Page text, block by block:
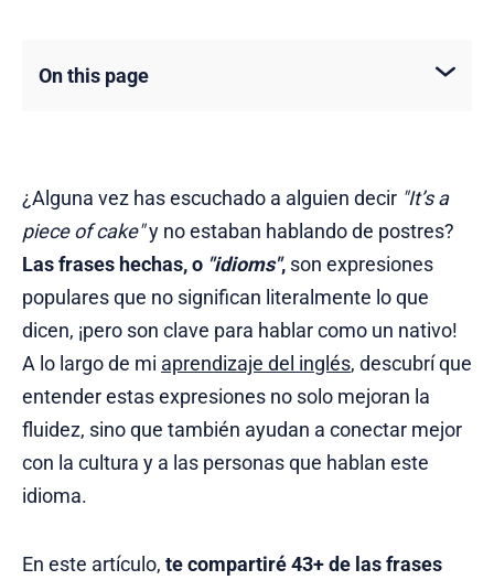
On this page
¿Alguna vez has escuchado a alguien decir "It’s a
piece of cake"y no estaban hablando de postres?
Las frases hechas, o "idioms", son expresiones
populares que no significan literalmente lo que
dicen, ¡pero son clave para hablar como un nativo!
A lo largo de mi aprendizaje del inglés, descubrí que
entender estas expresiones no solo mejoran la
fluidez, sino que también ayudan a conectar mejor
con la cultura y a las personas que hablan este
idioma.
En este artículo, te compartiré 43+ de las frases